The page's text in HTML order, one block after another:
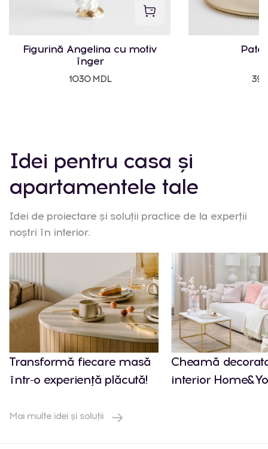
Figurină Angelina cu motiv
înger
1030 MDL
Idei pentru casa și
apartamentele tale
Idei de proiectare și soluții practice de la experții
noștri în interior.
Transformă fiecare masă
într-o experiență plăcută!
Cheamă
interior
Mai multe idei și soluții